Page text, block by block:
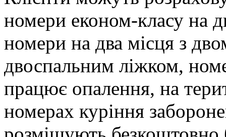
номери економ-класу на
номери на два місця з
двоспальним ліжком,
працює опалення, на
номерах куріння